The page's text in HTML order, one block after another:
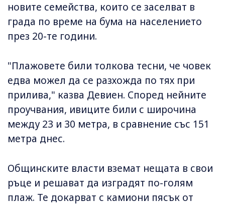
новите семейства, които се заселват в
града по време на бума на населението
през 20-те години.
"Плажовете били толкова тесни, че човек
едва можел да се разхожда по тях при
прилива," казва Девиен. Според нейните
проучвания, ивиците били с широчина
между 23 и 30 метра, в сравнение със 151
метра днес.
Общинските власти вземат нещата в свои
ръце и решават да изградят по-голям
плаж. Те докарват с камиони пясък от